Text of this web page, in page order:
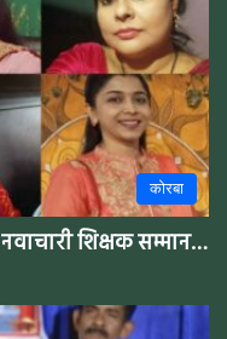
कोरबा
शिक्षक सम्मान…